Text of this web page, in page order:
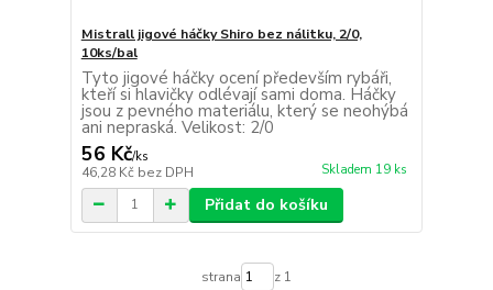
Mistrall jigové háčky Shiro bez nálitku, 2/0,
10ks/bal
Tyto jigové háčky ocení především rybáři,
kteří si hlavičky odlévají sami doma. Háčky
jsou z pevného materiálu, který se neohýbá
ani nepraská. Velikost: 2/0
56 Kč/ks
46,28 Kč bez DPH Skladem 19 ks
Přidat do košíku
strana z 1